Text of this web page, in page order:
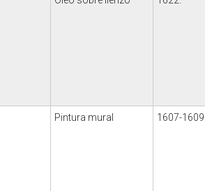
Pintura mural 1607-1609